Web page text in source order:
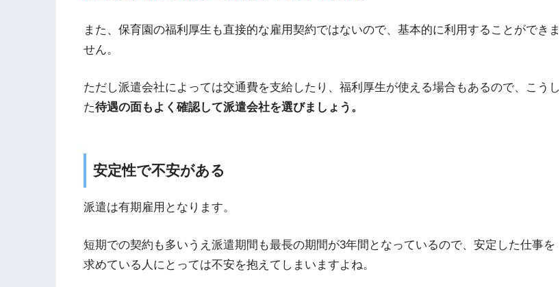
また、保育園の福利厚生も直接的な雇用契約ではないので、基本的に利用することができま
せん。
ただし派遣会社によっては交通費を支給したり、福利厚生が使える場合もあるので、こうし
た待遇の面もよく確認して派遣会社を選びましょう。
安定性で不安がある
派遣は有期雇用となります。
短期での契約も多いうえ派遣期間も最長の期間が3年間となっているので、安定した仕事を
求めている人にとっては不安を抱えてしまいますよね。